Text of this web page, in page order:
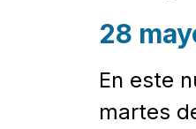
28
En este
martes